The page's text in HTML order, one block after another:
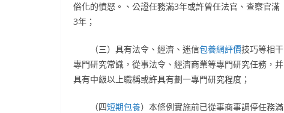
俗化的憤怒。、公證任務滿3年或許曾任法官、查察官滿
3年；
（三）具有法令、經濟、迷信包養網評價技巧等相干
專門研究常識，從事法令、經濟商業等專門研究任務，并
具有中級以上職稱或許具有劃一專門研究程度；
（四短期包養）本條例實施前已從事商事調停任務滿